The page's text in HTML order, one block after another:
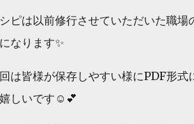
ピは以前修行させていただいた職
なります✨
は皆様が保存しやすい様にPDF形
しいです☺️💕